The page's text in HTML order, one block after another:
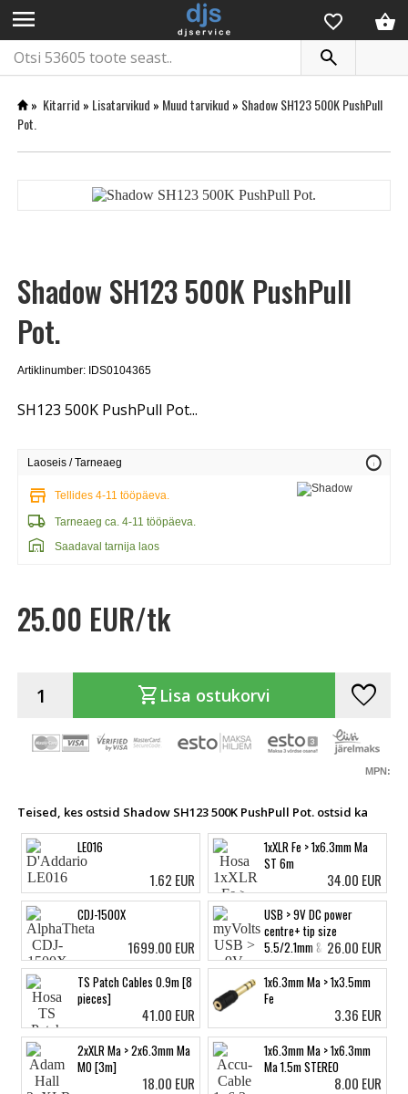
menu
» Kitarrid » Lisatarvikud » Muud tarvikud » Shadow SH123 500K PushPull
Pot.
Shadow SH123 500K PushPull
Pot.
Artiklinumber: IDS0104365
SH123 500K PushPull Pot...
Laoseis / Tarneaeg info
store Tellides 4-11 tööpäeva.
local_shipping Tarneaeg ca. 4-11 tööpäeva.
warehouse Saadaval tarnija laos
25.00 EUR/tk
shopping_cart Lisa ostukorvi favorite
MPN:
Teised, kes ostsid Shadow SH123 500K PushPull Pot. ostsid ka
LE016
1.62 EUR
1xXLR Fe > 1x6.3mm Ma
ST 6m
34.00 EUR
CDJ-1500X
1699.00 EUR
USB > 9V DC power
centre+ tip size
5.5/2.1mm & 5.5/2.5mm
26.00 EUR
TS Patch Cables 0.9m [8
pieces]
41.00 EUR
1x6.3mm Ma > 1x3.5mm
Fe
3.36 EUR
2xXLR Ma > 2x6.3mm Ma
MO [3m]
18.00 EUR
1x6.3mm Ma > 1x6.3mm
Ma 1.5m STEREO
8.00 EUR